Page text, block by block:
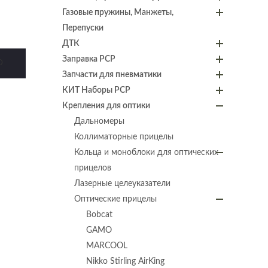
Газовые пружины, Манжеты,
Перепуски
ДТК
Заправка PCP
Запчасти для пневматики
КИТ Наборы PCP
Крепления для оптики
Дальномеры
Коллиматорные прицелы
Кольца и моноблоки для оптических
прицелов
Лазерные целеуказатели
Оптические прицелы
Bobcat
GAMO
MARCOOL
Nikko Stirling AirKing